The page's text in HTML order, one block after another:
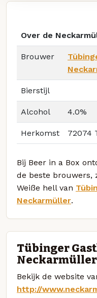
Over de
Brouwer
Bierstijl
Alcohol 4.0%
Herkomst 72074
Bij Beer in a Box
de beste brouwers,
Weiße hell van
Neckarmüller.
Tübinger
Bekijk de website
http://